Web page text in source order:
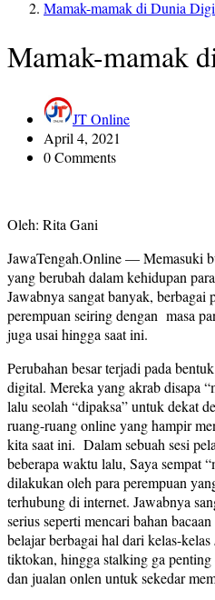
Mamak-mamak di Dunia
Mamak-mamak
JT Online
April 4, 2021
0 Comments
Oleh: Rita Gani
JawaTengah.Online — Memasuki
yang berubah dalam kehidupan
Jawabnya sangat banyak, berbagai
perempuan seiring dengan masa
juga usai hingga saat ini.
Perubahan besar terjadi pada
digital. Mereka yang akrab disapa
lalu seolah “dipaksa” untuk dekat
ruang-ruang online yang hampir
kita saat ini. Dalam sebuah sesi
beberapa waktu lalu, Saya sempat
dilakukan oleh para perempuan
terhubung di internet. Jawabnya
serius seperti mencari bahan
belajar berbagai hal dari kelas-kelas
tiktokan, hingga stalking ga
dan jualan onlen untuk sekedar